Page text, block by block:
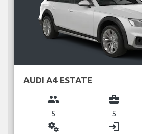
AUDI A4 ESTATE
group
5
business_center
5
miscellaneous_services login